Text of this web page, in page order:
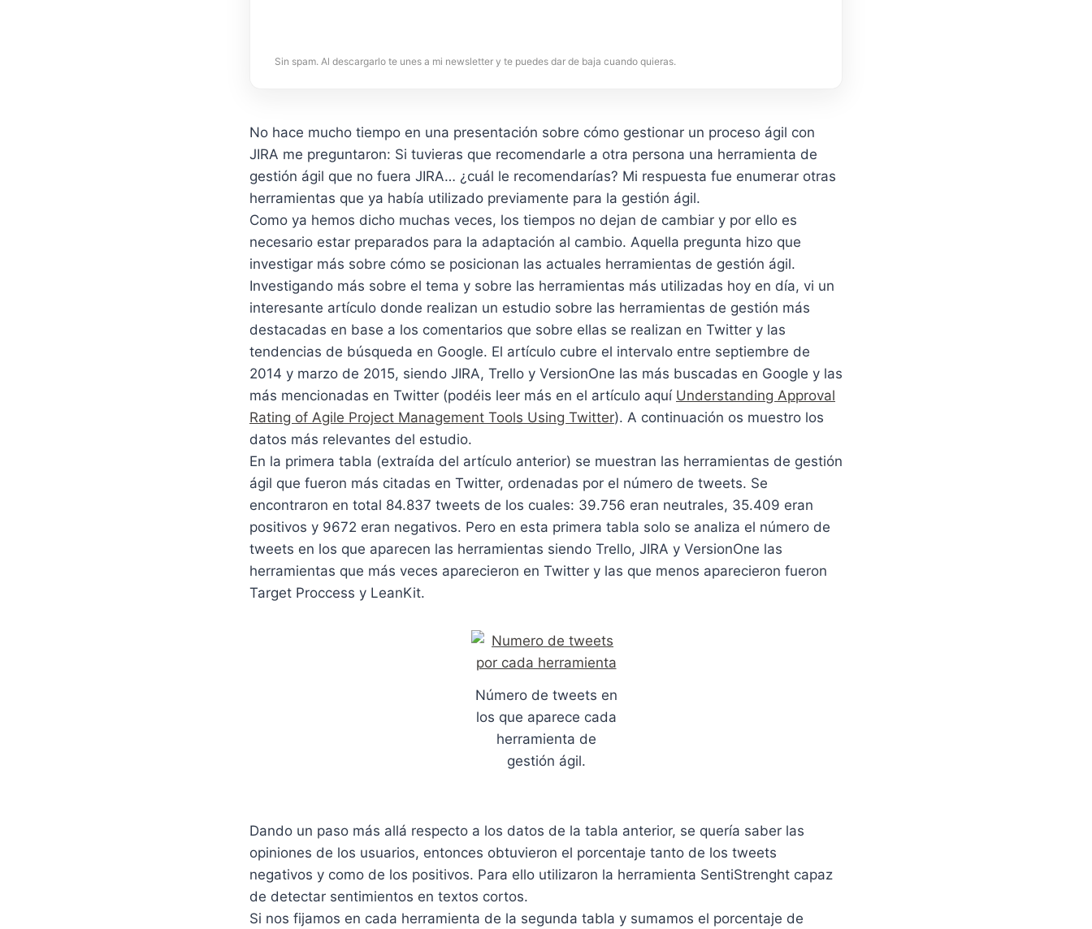
Sin spam. Al descargarlo te unes a mi newsletter y te puedes dar de baja cuando quieras.
No hace mucho tiempo en una presentación sobre cómo gestionar un proceso ágil con
JIRA me preguntaron: Si tuvieras que recomendarle a otra persona una herramienta de
gestión ágil que no fuera JIRA… ¿cuál le recomendarías? Mi respuesta fue enumerar otras
herramientas que ya había utilizado previamente para la gestión ágil.
Como ya hemos dicho muchas veces, los tiempos no dejan de cambiar y por ello es
necesario estar preparados para la adaptación al cambio. Aquella pregunta hizo que
investigar más sobre cómo se posicionan las actuales herramientas de gestión ágil.
Investigando más sobre el tema y sobre las herramientas más utilizadas hoy en día, vi un
interesante artículo donde realizan un estudio sobre las herramientas de gestión más
destacadas en base a los comentarios que sobre ellas se realizan en Twitter y las
tendencias de búsqueda en Google. El artículo cubre el intervalo entre septiembre de
2014 y marzo de 2015, siendo JIRA, Trello y VersionOne las más buscadas en Google y las
más mencionadas en Twitter (podéis leer más en el artículo aquí Understanding Approval
Rating of Agile Project Management Tools Using Twitter). A continuación os muestro los
datos más relevantes del estudio.
En la primera tabla (extraída del artículo anterior) se muestran las herramientas de gestión
ágil que fueron más citadas en Twitter, ordenadas por el número de tweets. Se
encontraron en total 84.837 tweets de los cuales: 39.756 eran neutrales, 35.409 eran
positivos y 9672 eran negativos. Pero en esta primera tabla solo se analiza el número de
tweets en los que aparecen las herramientas siendo Trello, JIRA y VersionOne las
herramientas que más veces aparecieron en Twitter y las que menos aparecieron fueron
Target Proccess y LeanKit.
Número de tweets en
los que aparece cada
herramienta de
gestión ágil.
Dando un paso más allá respecto a los datos de la tabla anterior, se quería saber las
opiniones de los usuarios, entonces obtuvieron el porcentaje tanto de los tweets
negativos y como de los positivos. Para ello utilizaron la herramienta SentiStrenght capaz
de detectar sentimientos en textos cortos.
Si nos fijamos en cada herramienta de la segunda tabla y sumamos el porcentaje de